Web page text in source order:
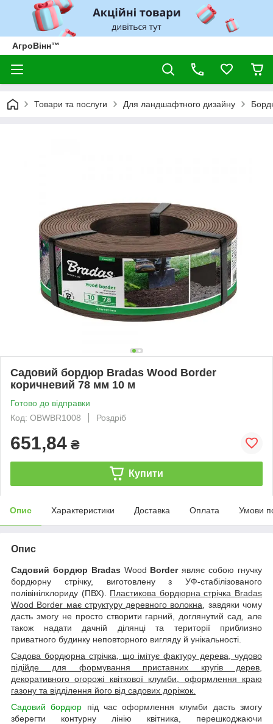
АгроВінн™
Товари та послуги Для ландшафтного дизайну
Садовий бордюр Bradas Wood Border
коричневий 78 мм 10 м
Готово до відправки
Код: OBWBR1008
Роздріб
651,84 ₴
Купити
Опис Характеристики Доставка Оплата Умови
Опис
Садовий бордюр Bradas Wood Borderявляє собою гнучку
бордюрну стрічку, виготовлену з УФ-стабілізованого
полівінілхлориду (ПВХ). Пластикова бордюрна стрічка Bradas
Wood Border має структуру деревного волокна , завдяки чому
дасть змогу не просто створити гарний, доглянутий сад, але
також надати дачній ділянці та території приблизно
приватного будинку неповторного вигляду й унікальності.
Садова бордюрна стрічка, що імітує фактуру дерева, чудово
підійде для формування приставних кругів дерев,
декоративного огорожі квіткової клумби, оформлення краю
газону та відділення його від садових доріжок.
Садовий бордюр під час оформлення клумби дасть змогу
зберегти контурну лінію квітника, перешкоджаючи